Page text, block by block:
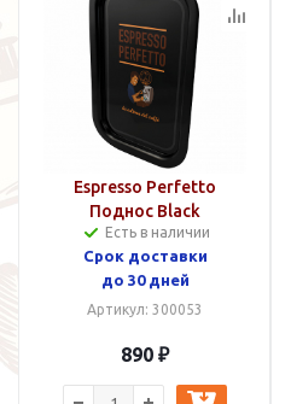
Espresso Perfetto
Поднос Black
Есть в наличии
Срок доставки
до 30 дней
Артикул: 300053
890 ₽